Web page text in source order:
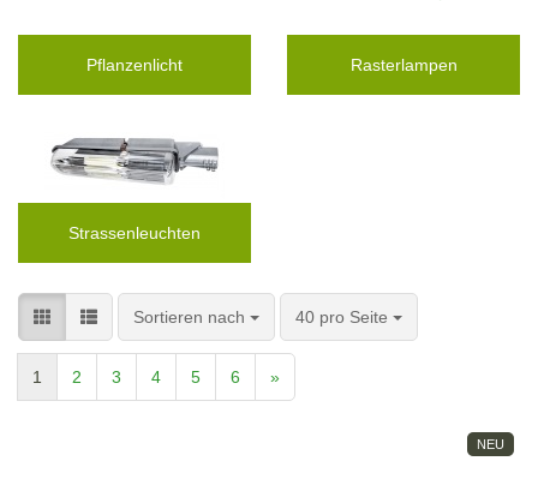
Pflanzenlicht Rasterlampen
Strassenleuchten
Sortieren nach
Sortieren nach 40 pro Seite
pro Seite
1 2 3 4 5 6 »
NEU